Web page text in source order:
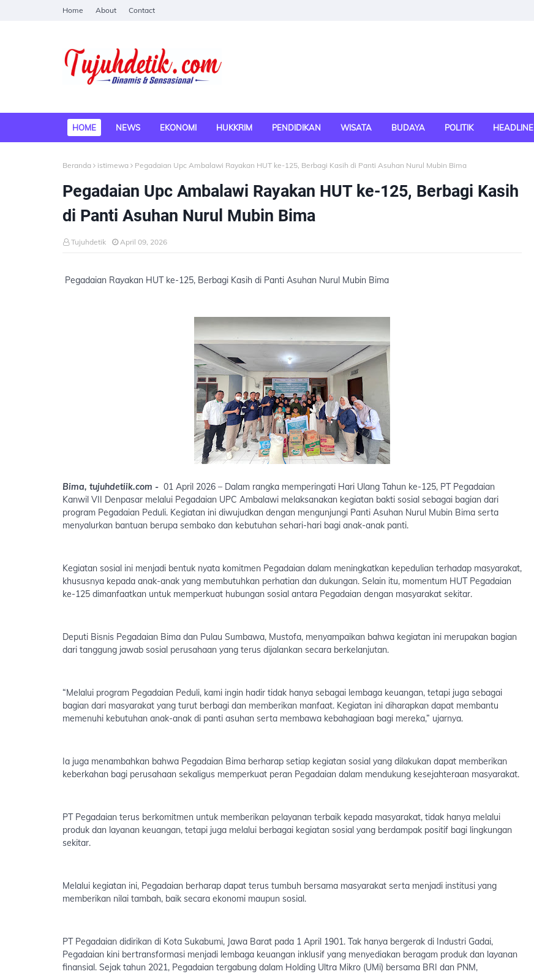
Home About Contact
HOME NEWS EKONOMI HUKKRIM PENDIDIKAN WISATA BUDAYA POLITIK HEADLINE
Beranda istimewa Pegadaian Upc Ambalawi Rayakan HUT ke-125, Berbagi Kasih di Panti Asuhan Nurul Mubin Bima
Pegadaian Upc Ambalawi Rayakan HUT ke-125, Berbagi Kasih
di Panti Asuhan Nurul Mubin Bima
Tujuhdetik April 09, 2026
Pegadaian Rayakan HUT ke-125, Berbagi Kasih di Panti Asuhan Nurul Mubin Bima
Bima, tujuhdetiik.com - 01 April 2026 – Dalam rangka memperingati Hari Ulang Tahun ke-125, PT Pegadaian
Kanwil VII Denpasar melalui Pegadaian UPC Ambalawi melaksanakan kegiatan bakti sosial sebagai bagian dari
program Pegadaian Peduli. Kegiatan ini diwujudkan dengan mengunjungi Panti Asuhan Nurul Mubin Bima serta
menyalurkan bantuan berupa sembako dan kebutuhan sehari-hari bagi anak-anak panti.
Kegiatan sosial ini menjadi bentuk nyata komitmen Pegadaian dalam meningkatkan kepedulian terhadap masyarakat,
khususnya kepada anak-anak yang membutuhkan perhatian dan dukungan. Selain itu, momentum HUT Pegadaian
ke-125 dimanfaatkan untuk memperkuat hubungan sosial antara Pegadaian dengan masyarakat sekitar.
Deputi Bisnis Pegadaian Bima dan Pulau Sumbawa, Mustofa, menyampaikan bahwa kegiatan ini merupakan bagian
dari tanggung jawab sosial perusahaan yang terus dijalankan secara berkelanjutan.
“Melalui program Pegadaian Peduli, kami ingin hadir tidak hanya sebagai lembaga keuangan, tetapi juga sebagai
bagian dari masyarakat yang turut berbagi dan memberikan manfaat. Kegiatan ini diharapkan dapat membantu
memenuhi kebutuhan anak-anak di panti asuhan serta membawa kebahagiaan bagi mereka,” ujarnya.
Ia juga menambahkan bahwa Pegadaian Bima berharap setiap kegiatan sosial yang dilakukan dapat memberikan
keberkahan bagi perusahaan sekaligus memperkuat peran Pegadaian dalam mendukung kesejahteraan masyarakat.
PT Pegadaian terus berkomitmen untuk memberikan pelayanan terbaik kepada masyarakat, tidak hanya melalui
produk dan layanan keuangan, tetapi juga melalui berbagai kegiatan sosial yang berdampak positif bagi lingkungan
sekitar.
Melalui kegiatan ini, Pegadaian berharap dapat terus tumbuh bersama masyarakat serta menjadi institusi yang
memberikan nilai tambah, baik secara ekonomi maupun sosial.
PT Pegadaian didirikan di Kota Sukabumi, Jawa Barat pada 1 April 1901. Tak hanya bergerak di Industri Gadai,
Pegadaian kini bertransformasi menjadi lembaga keuangan inklusif yang menyediakan beragam produk dan layanan
finansial. Sejak tahun 2021, Pegadaian tergabung dalam Holding Ultra Mikro (UMi) bersama BRI dan PNM,